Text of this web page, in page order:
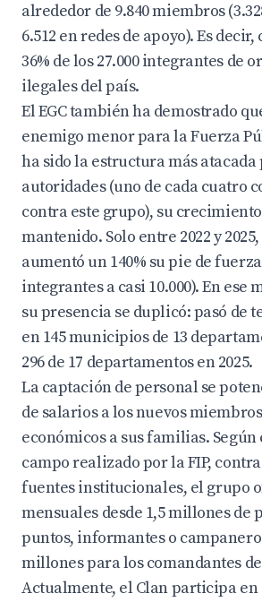
alrededor de 9.840 miembros
6.512 en redes de apoyo). Es
36% de los 27.000 integrantes de
ilegales del país.
El EGC también ha demostrado
enemigo menor para la Fuerza
ha sido la estructura más atacada
autoridades (uno de cada cuatro
contra este grupo), su
mantenido. Solo entre 2022 y
aumentó un 140% su pie de fuerza
integrantes a casi 10.000). En ese
su presencia se duplicó: pasó de
en 145 municipios de 13
296 de 17 departamentos en 2025.
La captación de personal se
de salarios a los nuevos
económicos a sus familias.
campo realizado por la FIP,
fuentes institucionales, el grupo
mensuales desde 1,5 millones de
puntos, informantes o
millones para los comandantes
Actualmente, el Clan participa en